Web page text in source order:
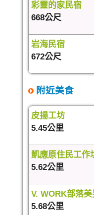
彩靈的家民宿
668公尺
岩海民宿
672公尺
附近美食
皮揚工坊
5.45公里
凱應原住民工作
5.62公里
V. WORK部落
5.68公里